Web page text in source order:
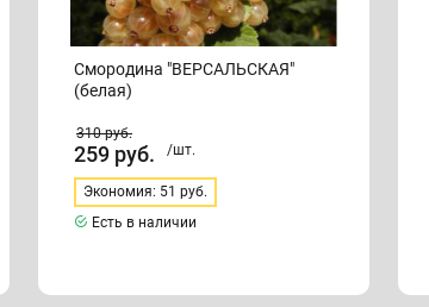
Смородина "ВЕРСАЛЬСКАЯ"
(белая)
310руб.
259 руб. /шт.
Экономия: 51 руб.
Есть в наличии